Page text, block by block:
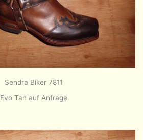
Sendra Biker 7811
Evo Tan auf Anfrage